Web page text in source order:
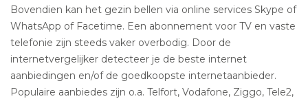
Bovendien kan het gezin bellen via online services Skype of
WhatsApp of Facetime. Een abonnement voor TV en vaste
telefonie zijn steeds vaker overbodig. Door de
internetvergelijker detecteer je de beste internet
aanbiedingen en/of de goedkoopste internetaanbieder.
Populaire aanbiedes zijn o.a. Telfort, Vodafone, Ziggo, Tele2,